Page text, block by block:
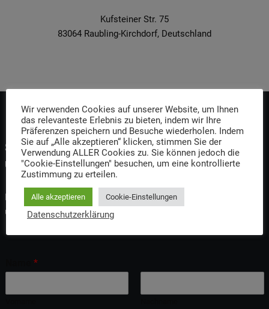
Kufsteiner Str. 75
83064 Raubling-Kirchdorf, Deutschland
Senden Sie uns eine Nachricht oder besuchen Sie
uns
Fordern Sie telefonisch, per E-Mail oder per Kontaktformular
unsere aktuelle Preisinformation an.
*
Wir verwenden Cookies auf unserer Website, um Ihnen
das relevanteste Erlebnis zu bieten, indem wir Ihre
Präferenzen speichern und Besuche wiederholen. Indem
Sie auf „Alle akzeptieren“ klicken, stimmen Sie der
Verwendung ALLER Cookies zu. Sie können jedoch die
"Cookie-Einstellungen" besuchen, um eine kontrollierte
Zustimmung zu erteilen.
Alle akzeptieren Cookie-Einstellungen
Datenschutzerklärung